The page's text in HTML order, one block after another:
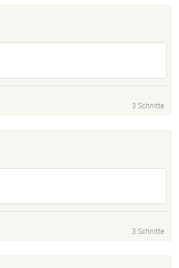
3 Schnitte
3 Schnitte